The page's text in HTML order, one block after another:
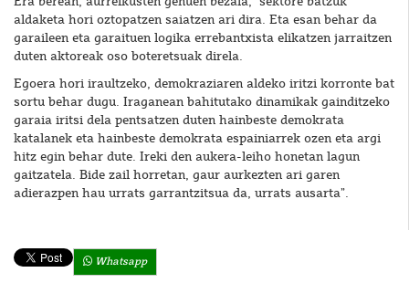
aldaketa hori oztopatzen saiatzen ari dira. Eta esan behar da
garaileen eta garaituen logika errebantxista elikatzen jarraitzen
duten aktoreak oso boteretsuak direla.
Egoera hori iraultzeko, demokraziaren aldeko iritzi korronte bat
sortu behar dugu. Iraganean bahitutako dinamikak gainditzeko
garaia iritsi dela pentsatzen duten hainbeste demokrata
katalanek eta hainbeste demokrata espainiarrek ozen eta argi
hitz egin behar dute. Ireki den aukera-leiho honetan lagun
gaitzatela. Bide zail horretan, gaur aurkezten ari garen
adierazpen hau urrats garrantzitsua da, urrats ausarta”.
Whatsapp